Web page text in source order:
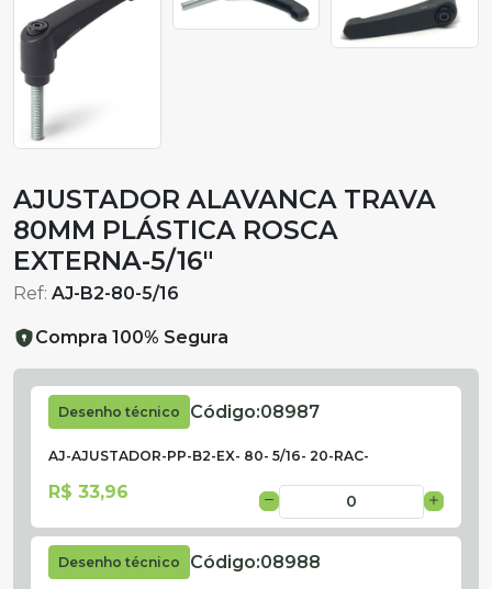
AJUSTADOR ALAVANCA TRAVA
80MM PLÁSTICA ROSCA
EXTERNA-5/16"
Ref: AJ-B2-80-5/16
Compra 100% Segura
Desenho técnico Código:08987
AJ-AJUSTADOR-PP-B2-EX- 80- 5/16- 20-RAC-
R$ 33,96
Desenho técnico Código:08988